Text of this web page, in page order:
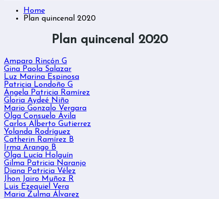
Home
Plan quincenal 2020
Plan quincenal 2020
Amparo Rincón G
Gina Paola Salazar
Luz Marina Espinosa
Patricia Londoño G
Ángela Patricia Ramírez
Gloria Aydeé Niño
Mario Gonzalo Vergara
Olga Consuelo Ávila
Carlos Alberto Gutierrez
Yolanda Rodríguez
Catherin Ramírez B
Irma Arango B
Olga Lucía Holguín
Gilma Patricia Naranjo
Diana Patricia Vélez
Jhon Jairo Muñoz R
Luis Ezequiel Vera
Maria Zulma Álvarez